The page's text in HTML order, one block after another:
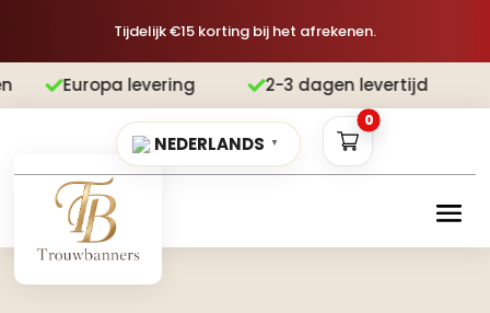
Tijdelijk €15 korting bij het afrekenen.
levering 2-3 dagen levertijd
NEDERLANDS ▼
0